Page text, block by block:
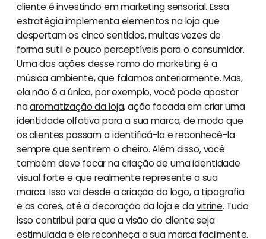
cliente é investindo emmarketing sensorial. Essa
estratégia implementa elementos na loja que
despertam os cinco sentidos, muitas vezes de
forma sutil e pouco perceptíveis para o consumidor.
Uma das ações desse ramo do marketing é a
música ambiente, que falamos anteriormente. Mas,
ela não é a única, por exemplo, você pode apostar
naaromatização da loja, ação focada em criar uma
identidade olfativa para a sua marca, de modo que
os clientes passam a identificá-la e reconhecê-la
sempre que sentirem o cheiro. Além disso, você
também deve focar na criação de uma identidade
visual forte e que realmente represente a sua
marca. Isso vai desde a criação do logo, a tipografia
e as cores, até a decoração da loja e davitrine. Tudo
isso contribui para que a visão do cliente seja
estimulada e ele reconheça a sua marca facilmente.